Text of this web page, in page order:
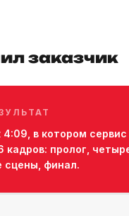
заказчик
4:09, в котором сервис
кадров: пролог,
сцены, финал.